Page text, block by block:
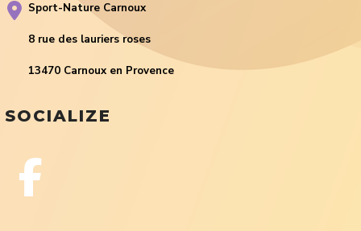
Sport-Nature Carnoux
8 rue des lauriers roses
13470 Carnoux en Provence
SOCIALIZE